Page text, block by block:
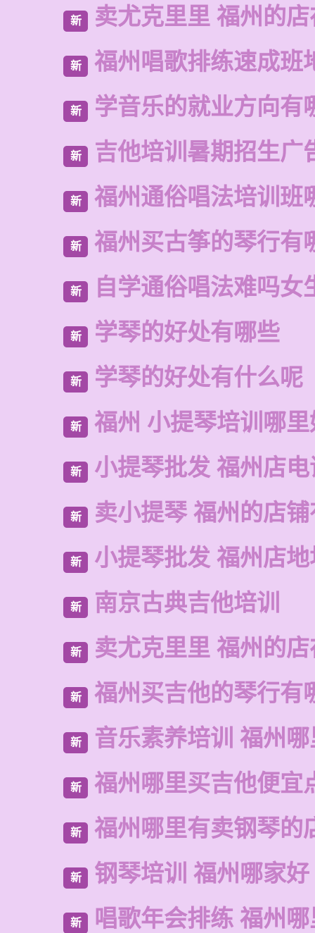
新 卖尤克里里 福州的
新 福州唱歌排练速成班
新 学音乐的就业方向有
新 吉他培训暑期招生广
新 福州通俗唱法培训班
新 福州买古筝的琴行有
新 自学通俗唱法难吗女
新 学琴的好处有哪些
新 学琴的好处有什么呢
新 福州 小提琴培训哪
新 小提琴批发 福州店电
新 卖小提琴 福州的店
新 小提琴批发 福州店
新 南京古典吉他培训
新 卖尤克里里 福州的
新 福州买吉他的琴行有
新 音乐素养培训 福州
新 福州哪里买吉他便宜
新 福州哪里有卖钢琴的
新 钢琴培训 福州哪家好
新 唱歌年会排练 福州